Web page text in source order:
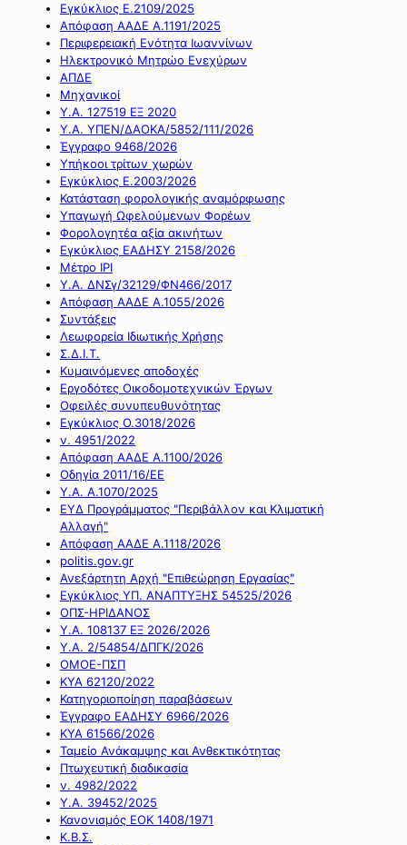
Εγκύκλιος Ε.2109/2025
Απόφαση ΑΑΔΕ Α.1191/2025
Περιφερειακή Ενότητα Ιωαννίνων
Ηλεκτρονικό Μητρώο Ενεχύρων
ΑΠΔΕ
Μηχανικοί
Υ.Α. 127519 ΕΞ 2020
Υ.Α. ΥΠΕΝ/ΔΑΟΚΑ/5852/111/2026
Έγγραφο 9468/2026
Υπήκοοι τρίτων χωρών
Εγκύκλιος Ε.2003/2026
Κατάσταση φορολογικής αναμόρφωσης
Υπαγωγή Ωφελούμενων Φορέων
Φορολογητέα αξία ακινήτων
Εγκύκλιος ΕΑΔΗΣΥ 2158/2026
Μέτρο IPI
Υ.Α. ΔΝΣγ/32129/ΦΝ466/2017
Απόφαση ΑΑΔΕ Α.1055/2026
Συντάξεις
Λεωφορεία Ιδιωτικής Χρήσης
Σ.Δ.Ι.Τ.
Κυμαινόμενες αποδοχές
Εργοδότες Οικοδομοτεχνικών Έργων
Οφειλές συνυπευθυνότητας
Εγκύκλιος Ο.3018/2026
ν. 4951/2022
Απόφαση ΑΑΔΕ Α.1100/2026
Οδηγία 2011/16/ΕΕ
Υ.Α. Α.1070/2025
ΕΥΔ Προγράμματος "Περιβάλλον και Κλιματική
Αλλαγή"
Απόφαση ΑΑΔΕ Α.1118/2026
politis.gov.gr
Ανεξάρτητη Αρχή "Επιθεώρηση Εργασίας"
Εγκύκλιος ΥΠ. ΑΝΑΠΤΥΞΗΣ 54525/2026
ΟΠΣ-ΗΡΙΔΑΝΟΣ
Υ.Α. 108137 ΕΞ 2026/2026
Υ.Α. 2/54854/ΔΠΓΚ/2026
ΟΜΟΕ-ΠΣΠ
ΚΥΑ 62120/2022
Κατηγοριοποίηση παραβάσεων
Έγγραφο ΕΑΔΗΣΥ 6966/2026
ΚΥΑ 61566/2026
Ταμείο Ανάκαμψης και Ανθεκτικότητας
Πτωχευτική διαδικασία
ν. 4982/2022
Υ.Α. 39452/2025
Κανονισμός ΕΟΚ 1408/1971
Κ.Β.Σ.